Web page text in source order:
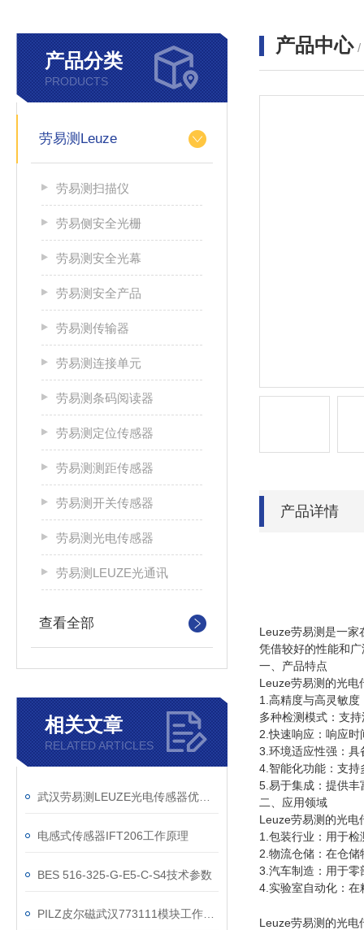
产品分类
PRODUCTS
劳易测Leuze
劳易测扫描仪
劳易侧安全光栅
劳易测安全光幕
劳易测安全产品
劳易测传输器
劳易测连接单元
劳易测条码阅读器
劳易测定位传感器
劳易测测距传感器
劳易测开关传感器
劳易测光电传感器
劳易测LEUZE光通讯
查看全部
相关文章
RELATED ARTICLES
电感式传感器IFT206工作原理
BES 516-325-G-E5-C-S4技术参数
产品中心 /
产品详情
Leuze劳易测是一家
凭借较好的性能和
一、产品特点
Leuze劳易测的光电
1.高精度与高灵敏
多种检测模式：支
2.快速响应：响应
3.环境适应性强：
4.智能化功能：支
5.易于集成：提供
二、应用领域
Leuze劳易测的光电
1.包装行业：用于
2.物流仓储：在仓
3.汽车制造：用于
4.实验室自动化：
Leuze劳易测的光电